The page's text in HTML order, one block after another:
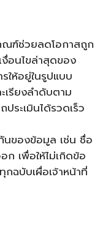
ณฑ์ช่วยลดโอกาสถูก
อนไขล่าสุดของ
ให้อยู่ในรูปแบบ
รียงลำดับตาม
ระเมินได้รวดเร็ว
ของข้อมูล เช่น ชื่อ
ก เพื่อให้ไม่เกิดข้อ
กฉบับเผื่อเจ้าหน้าที่